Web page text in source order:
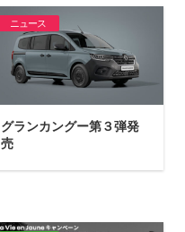
ニュース
グランカングー第３弾発
売